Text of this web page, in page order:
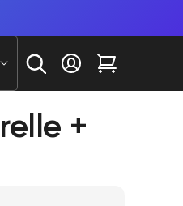
NOUVELLE caméra de fenêtre.
- Langue
Se connecter
Chariot
+